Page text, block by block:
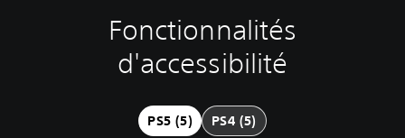
Fonctionnalités
d'accessibilité
PS5 (5) PS4 (5)